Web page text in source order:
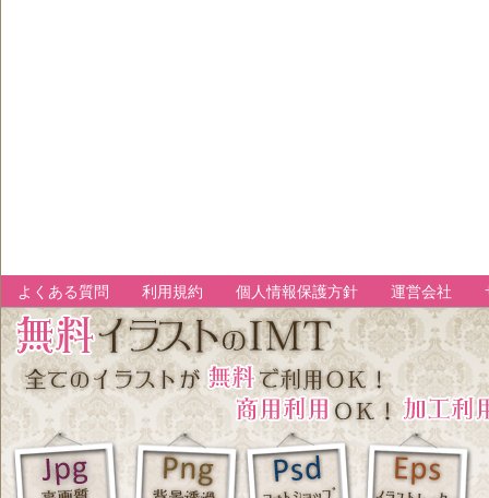
よくある質問 利用規約 個人情報保護方針 運営会社